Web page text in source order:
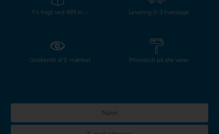
Fri fragt ved 499 kr.,- Levering 0-3 hverdage
Godkendt af E-mærket Prismatch på alle varer